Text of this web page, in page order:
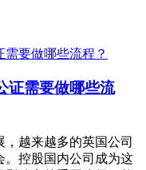
证需要做哪些流
越来越多的英国公司
。控股国内公司成为这